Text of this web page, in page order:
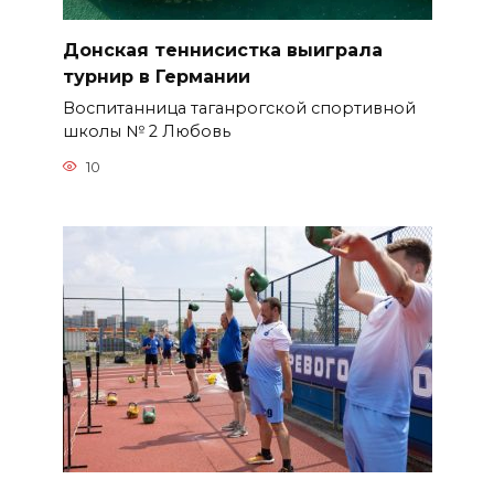
Донская теннисистка выиграла
турнир в Германии
Воспитанница таганрогской спортивной
школы № 2 Любовь
10